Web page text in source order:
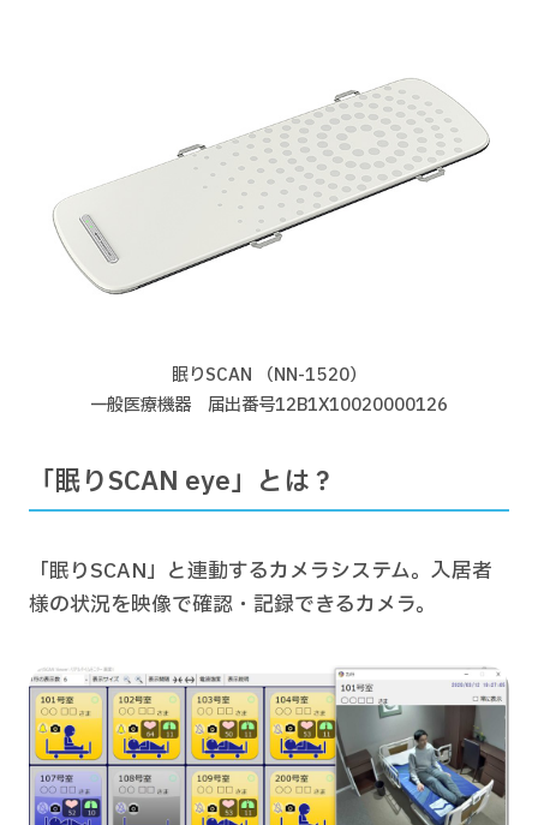
眠りSCAN （NN-1520）
一般医療機器 届出番号12B1X10020000126
「眠りSCAN eye」とは？
「眠りSCAN」と連動するカメラシステム。入居者
様の状況を映像で確認・記録できるカメラ。